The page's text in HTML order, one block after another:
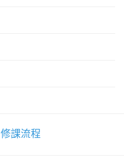
修課流程